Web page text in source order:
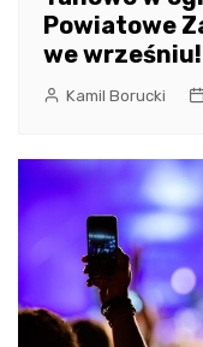
Powiatowe
we wrześniu!
Kamil Borucki